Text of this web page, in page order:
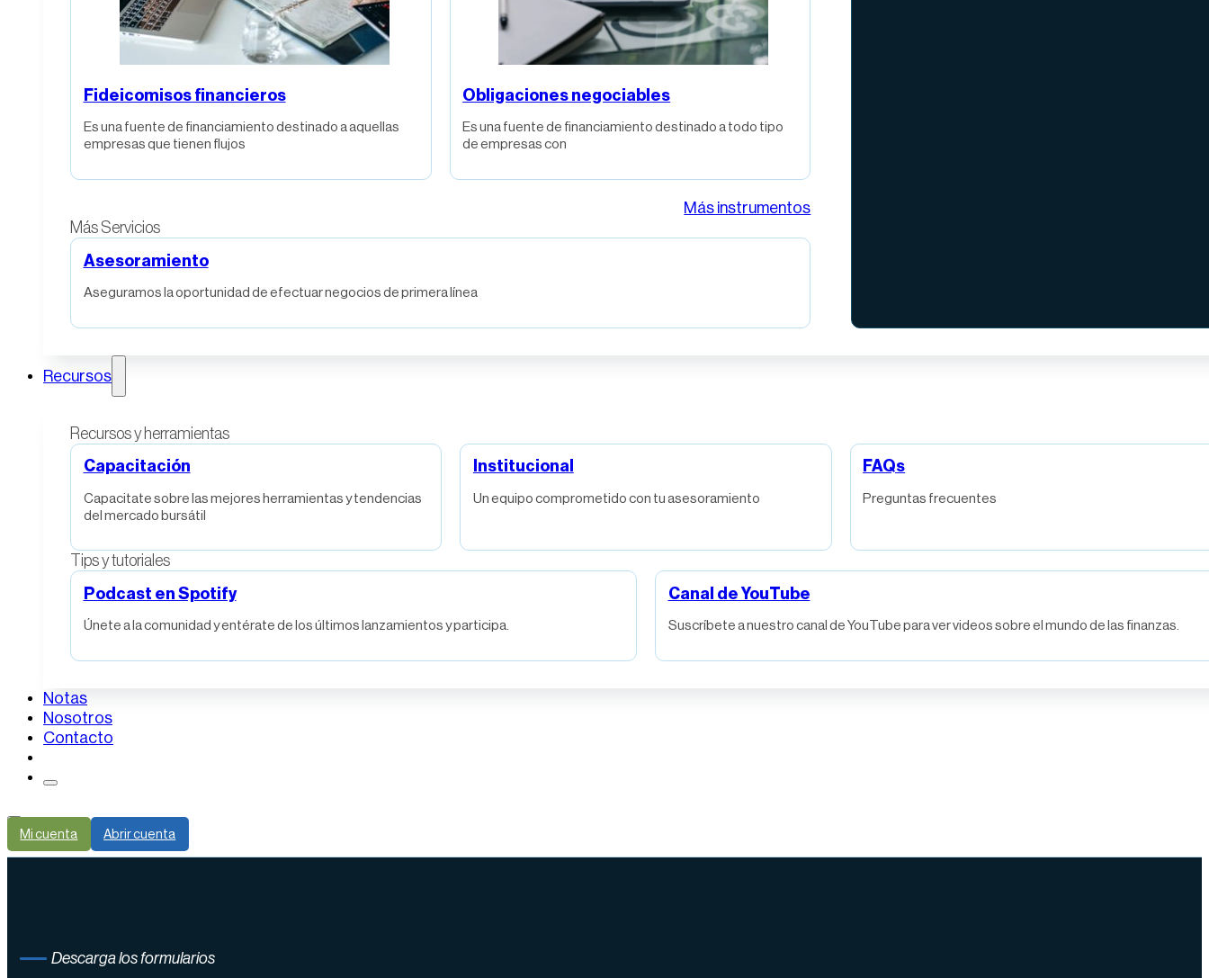
Fideicomisos financieros
Es una fuente de financiamiento destinado a aquellas
empresas que tienen flujos
Obligaciones negociables
Es una fuente de financiamiento destinado a todo tipo
de empresas con
Más instrumentos
Más Servicios
Asesoramiento
Aseguramos la oportunidad de efectuar negocios de primera línea
Recursos
Recursos y herramientas
Capacitación
Capacitate sobre las mejores herramientas y tendencias
del mercado bursátil
Institucional
Un equipo comprometido con tu asesoramiento
FAQs
Preguntas frecuentes
Tips y tutoriales
Podcast en Spotify
Únete a la comunidad y entérate de los últimos lanzamientos y participa.
Canal de YouTube
Suscríbete a nuestro canal de YouTube para ver videos sobre el mundo de las finanzas.
Notas
Nosotros
Contacto
Mi cuenta Abrir cuenta
Descarga los formularios